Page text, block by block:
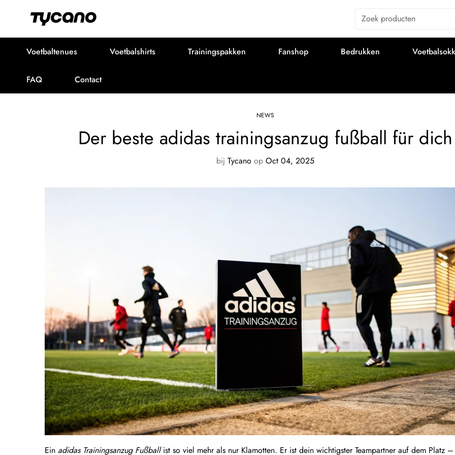
Zoek producten
Voetbaltenues Voetbalshirts Trainingspakken Fanshop Bedrukken
FAQ Contact
NEWS
Der beste adidas trainingsanzug fußball für dich
bij Tycano op Oct 04, 2025
Ein adidas Trainingsanzug Fußballist so viel mehr als nur Klamotten. Er ist dein wichtigster Teampartner auf dem Platz